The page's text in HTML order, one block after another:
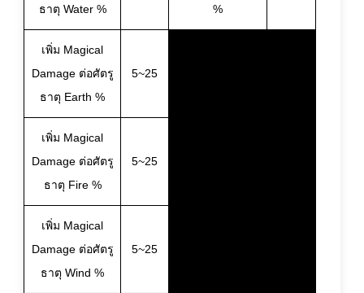
ธาตุ Water %
%
เพิ่ม Magical
Damage ต่อศัตรู
ธาตุ Earth %
5~25
เพิ่ม Magical
Damage ต่อศัตรู
ธาตุ Fire %
5~25
เพิ่ม Magical
Damage ต่อศัตรู
ธาตุ Wind %
5~25